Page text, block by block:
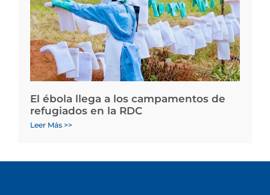
El ébola llega a los campamentos de
refugiados en la RDC
Leer Más >>